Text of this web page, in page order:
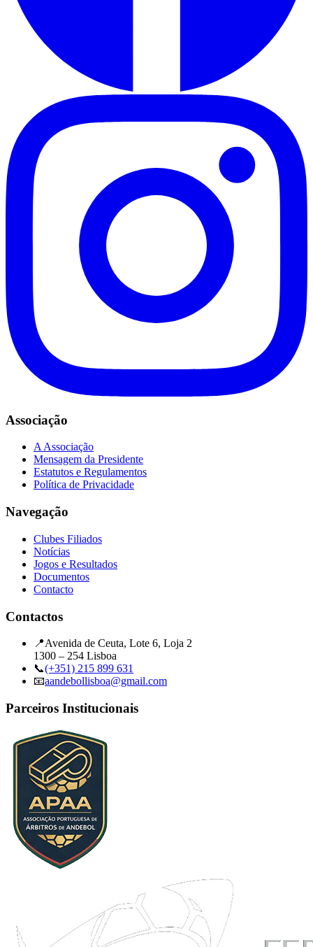
Associação
A Associação
Mensagem da Presidente
Estatutos e Regulamentos
Política de Privacidade
Navegação
Clubes Filiados
Notícias
Jogos e Resultados
Documentos
Contacto
Contactos
📍Avenida de Ceuta, Lote 6, Loja 2
1300 – 254 Lisboa
📞(+351) 215 899 631
📧aandebollisboa@gmail.com
Parceiros Institucionais